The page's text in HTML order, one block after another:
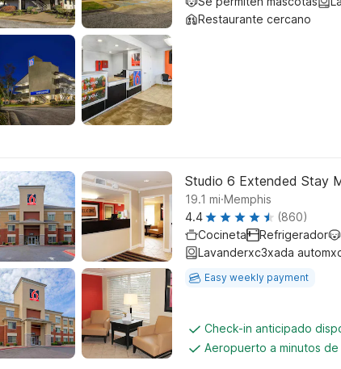
Restaurante cercano
Studio 6 Extended Stay
19.1 mi.Memphis
4.4
(860)
Cocineta
Refrigerador
Lavanderxc3xada
Easy weekly payment
Check-in anticipado
Aeropuerto a minutos